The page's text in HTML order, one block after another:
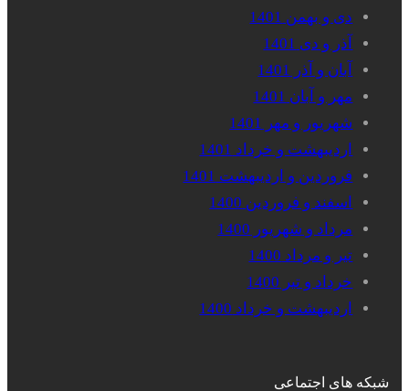
دی و بهمن 1401
آذر و دی 1401
آبان و آذر 1401
مهر و آبان 1401
شهریور و مهر 1401
اردیبهشت و خرداد 1401
فروردین و اردیبهشت 1401
اسفند و فروردین 1400
مرداد و شهریور 1400
تیر و مرداد 1400
خرداد و تیر 1400
اردیبهشت و خرداد 1400
شبکه های اجتماعی